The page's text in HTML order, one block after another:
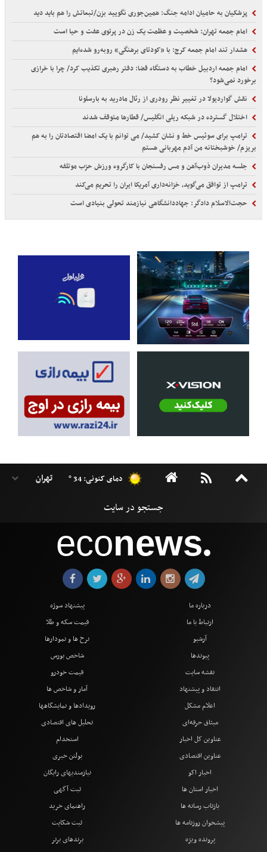
پزشکیان به حامیان ادامه جنگ: همین‌جوری نگویید بزن/تبعاتش را هم باید دید
امام جمعه تهران: شخصیت و عظمت یک زن در پرتوی عفت و حیا است
هشدار تند امام جمعه کرج: با «کودتای برهنگی» روبه‌رو شده‌ایم
امام جمعه اردبیل خطاب به دستگاه قضا: دفتر رهبری تکذیب کرد/ چرا با خرازی
برخورد نمی‌شود؟
نقش گواردیولا در تغییر نظر رودری از رئال مادرید به بارسلونا
اختلال گسترده در شبکه ریلی انگلیس/ قطارها متوقف شدند
ترامپ برای سوئیس خط و نشان کشید/ می توانم با یک امضا اقتصادتان را به هم
بریزم/ خوشبختانه من آدم مهربانی هستم
جلسه مدیران ذوب‌آهن و مس رفسنجان با کارگروه ورزش حزب موتلفه
ترامپ از توافق می‌گوید، خزانه‌داری آمریکا ایران را تحریم می‌کند
حجت‌الاسلام دادگر: جهاددانشگاهی نیازمند تحولی بنیادی است
دمای کنونی: 34 °
econews●
درباره ما
ارتباط با ما
آرشیو
پیوندها
نقشه سایت
انتقاد و پیشنهاد
اعلام مشکل
میثاق حرفه‌ای
پیشنهاد سوژه
قیمت سکه و طلا
نرخ ها و نمودارها
شاخص بورس
قیمت خودرو
آمار و شاخص ها
رویدادها و نمایشگاهها
تحلیل های اقتصادی
عناوین کل اخبار
عناوین اقتصادی
اخبار اکو
اخبار استان ها
بازتاب رسانه ها
پیشخوان روزنامه ها
پرونده ویژه
استخدام
بولتن خبری
نیازمندیهای رایگان
ثبت آگهی
راهنمای خرید
ثبت شکایت
برندهای برتر